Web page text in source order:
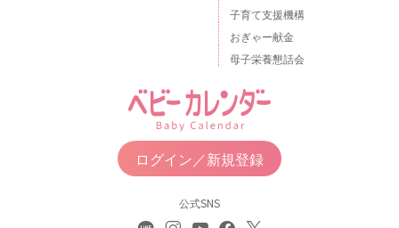
子育て支援機構
おぎゃー献金
母子栄養懇話会
ログイン／新規登録
公式SNS